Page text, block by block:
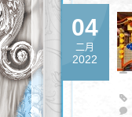
04
二月
2022